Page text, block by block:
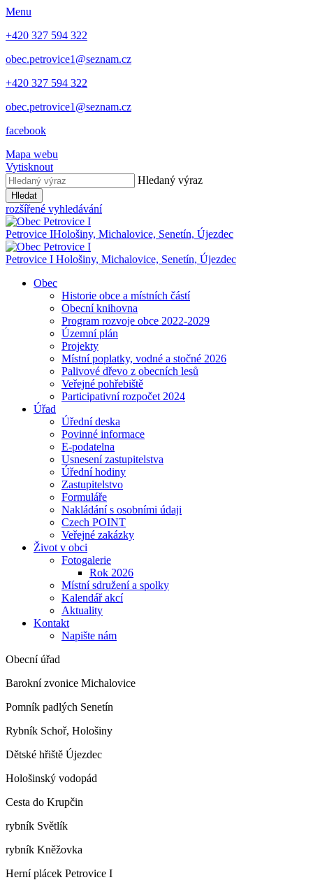
Menu
+420 327 594 322
obec.petrovice1@seznam.cz
+420 327 594 322
obec.petrovice1@seznam.cz
facebook
Mapa webu
Vytisknout
Hledaný výraz
Hledat
rozšířené vyhledávání
Petrovice IHološiny, Michalovice, Senetín, Újezdec
Petrovice I Hološiny, Michalovice, Senetín, Újezdec
Obec
Historie obce a místních částí
Obecní knihovna
Program rozvoje obce 2022-2029
Územní plán
Projekty
Místní poplatky, vodné a stočné 2026
Palivové dřevo z obecních lesů
Veřejné pohřebiště
Participativní rozpočet 2024
Úřad
Úřední deska
Povinné informace
E-podatelna
Usnesení zastupitelstva
Úřední hodiny
Zastupitelstvo
Formuláře
Nakládání s osobními údaji
Czech POINT
Veřejné zakázky
Život v obci
Fotogalerie
Rok 2026
Místní sdružení a spolky
Kalendář akcí
Aktuality
Kontakt
Napište nám
Obecní úřad
Barokní zvonice Michalovice
Pomník padlých Senetín
Rybník Schoř, Hološiny
Dětské hřiště Újezdec
Hološinský vodopád
Cesta do Krupčin
rybník Světlík
rybník Kněžovka
Herní plácek Petrovice I